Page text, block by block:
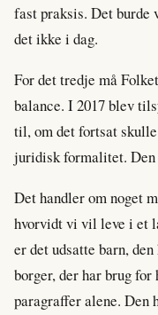
fast praksis. Det burde
det ikke i dag.
For det tredje må
balance. I 2017 blev
til, om det fortsat
juridisk formalitet.
Det handler om noget
hvorvidt vi vil leve i et
er det udsatte barn,
borger, der har brug
paragraffer alene. Den